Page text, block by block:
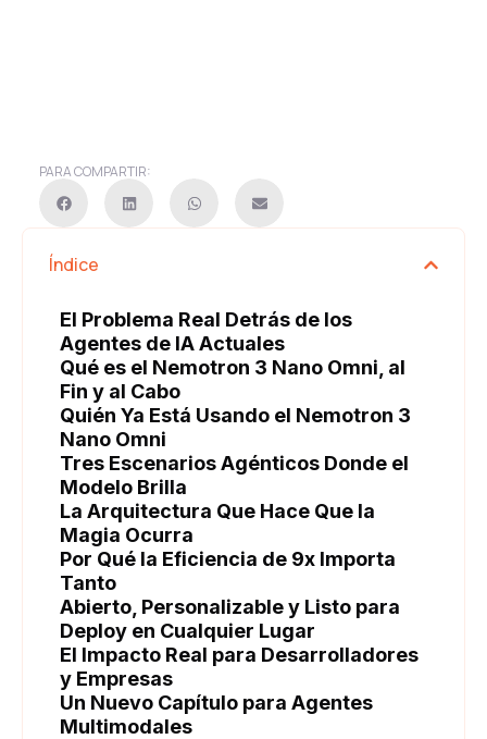
PARA COMPARTIR:
Índice
El Problema Real Detrás de los
Agentes de IA Actuales
Qué es el Nemotron 3 Nano Omni, al
Fin y al Cabo
Quién Ya Está Usando el Nemotron 3
Nano Omni
Tres Escenarios Agénticos Donde el
Modelo Brilla
La Arquitectura Que Hace Que la
Magia Ocurra
Por Qué la Eficiencia de 9x Importa
Tanto
Abierto, Personalizable y Listo para
Deploy en Cualquier Lugar
El Impacto Real para Desarrolladores
y Empresas
Un Nuevo Capítulo para Agentes
Multimodales